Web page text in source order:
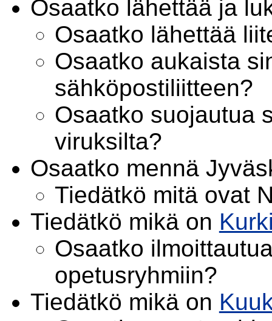
Osaatko lähettää ja
Osaatko lähettää
Osaatko aukaista
sähköpostiliitteen?
Osaatko suojautua
viruksilta?
Osaatko mennä
Tiedätkö mitä ovat
Tiedätkö mikä on
Osaatko
opetusryhmiin?
Tiedätkö mikä on